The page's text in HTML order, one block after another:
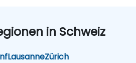
in Schweiz
LausanneZürich